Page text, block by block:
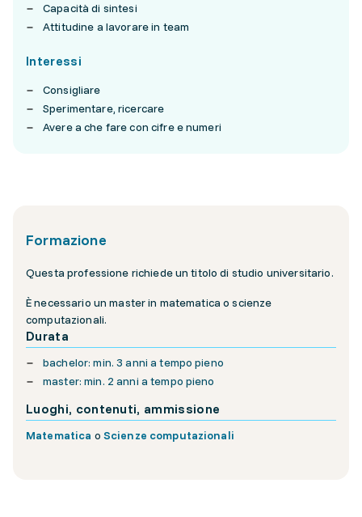
Capacità di sintesi
Attitudine a lavorare in team
Interessi
Consigliare
Sperimentare, ricercare
Avere a che fare con cifre e numeri
Formazione
Questa professione richiede un titolo di studio universitario.
È necessario un master in matematica o scienze
computazionali.
Durata
bachelor: min. 3 anni a tempo pieno
master: min. 2 anni a tempo pieno
Luoghi, contenuti, ammissione
Matematica o Scienze computazionali